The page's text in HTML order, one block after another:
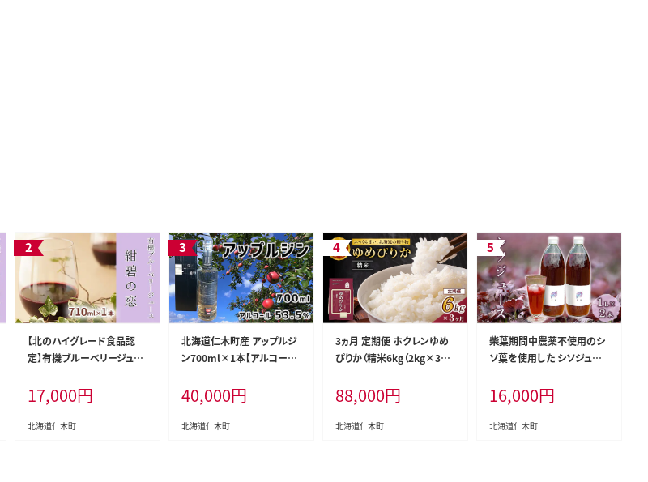
【北のハイグレード食品認
定】有機ブルーベリージュー
粧箱入り 果汁飲料 野菜飲料
飲料 ジュース ブルーベリー
果物 くだもの [株式会社 自
17,000円
北海道仁木町
北海道仁木町産 アップルジ
ン700ml×1本【アルコール
ル アルコール [株式会社八
剣山さっぽろ地ワイン研究
所]
40,000円
北海道仁木町
3ヵ月 定期便 ホクレンゆめ
ぴりか（精米6kg（2kg×3
ごはん 精米 白米 国産 北海
道 こめ コメ [JA新おたる]
88,000円
北海道仁木町
柴葉期間中農薬不使用のシ
ソ葉を使用した シソジュー
実飲料 [有限会社サンユー
農産]
16,000円
北海道仁木町